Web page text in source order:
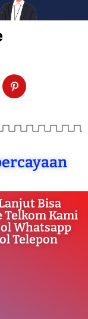
Bisa
Kami
Whatsapp
Telepon